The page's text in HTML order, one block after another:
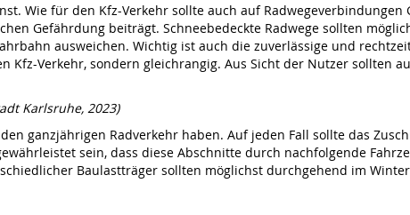
Wie für den Kfz-Verkehr sollte auch auf Radwegeverbindungen
Gefährdung beiträgt. Schneebedeckte Radwege sollten
ausweichen. Wichtig ist auch die zuverlässige und
Verkehr, sondern gleichrangig. Aus Sicht der Nutzer sollten
Karlsruhe, 2023)
ganzjährigen Radverkehr haben. Auf jeden Fall sollte das
sein, dass diese Abschnitte durch nachfolgende
Baulastträger sollten möglichst durchgehend im